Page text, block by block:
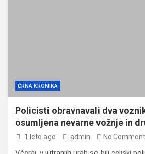
ČRNA KRONIKA
Policisti obravnavali dva
osumljena nevarne vožnje in
1 leto ago admin No